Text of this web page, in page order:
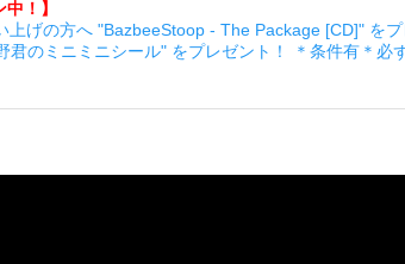
！】
上げの方へ "BazbeeStoop - The Package [CD]" を
君のミニミニシール" をプレゼント！ ＊条件有＊必